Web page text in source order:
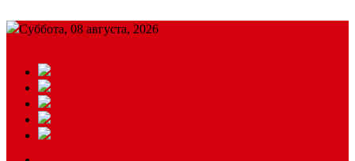
Суббота, 08 августа, 2026